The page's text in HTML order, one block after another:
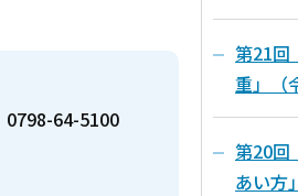
0798-64-5100
第21回
重」（
第20回
あい方